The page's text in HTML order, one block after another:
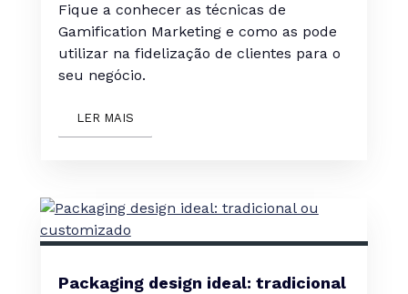
Fique a conhecer as técnicas de
Gamification Marketing e como as pode
utilizar na fidelização de clientes para o
seu negócio.
LER MAIS
Packaging design ideal: tradicional